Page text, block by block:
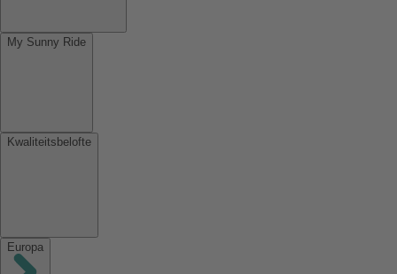
My Sunny Ride
Kwaliteitsbelofte
Europa